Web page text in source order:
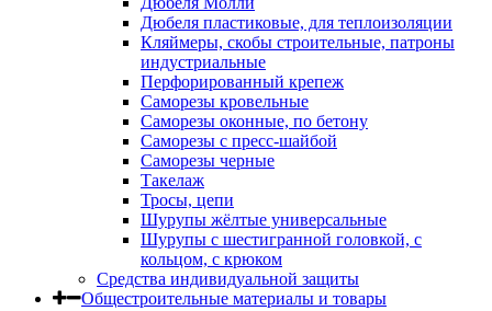
Дюбеля пластиковые, для теплоизоляции
Кляймеры, скобы строительные, патроны
индустриальные
Перфорированный крепеж
Саморезы кровельные
Саморезы оконные, по бетону
Саморезы с пресс-шайбой
Саморезы черные
Такелаж
Тросы, цепи
Шурупы жёлтые универсальные
Шурупы с шестигранной головкой, с
кольцом, с крюком
Средства индивидуальной защиты
Общестроительные материалы и товары